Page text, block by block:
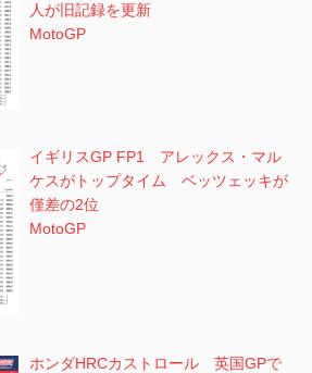
人が旧記録を更新
MotoGP
イギリスGP FP1 アレックス・マル
ケスがトップタイム ベッツェッキが
僅差の2位
MotoGP
ホンダHRCカストロール 英国GPで